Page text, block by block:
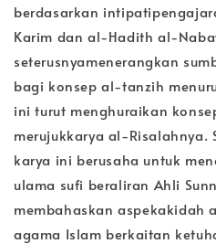
berdasarkan
Karim dan al-Hadith al-
seterusnyamenerangkan
bagi konsep al-tanzih
ini turut menghuraikan
merujukkarya al-Risalahnya.
karya ini berusaha untuk
ulama sufi beraliran Ahli
membahaskan aspekakidah
agama Islam berkaitan